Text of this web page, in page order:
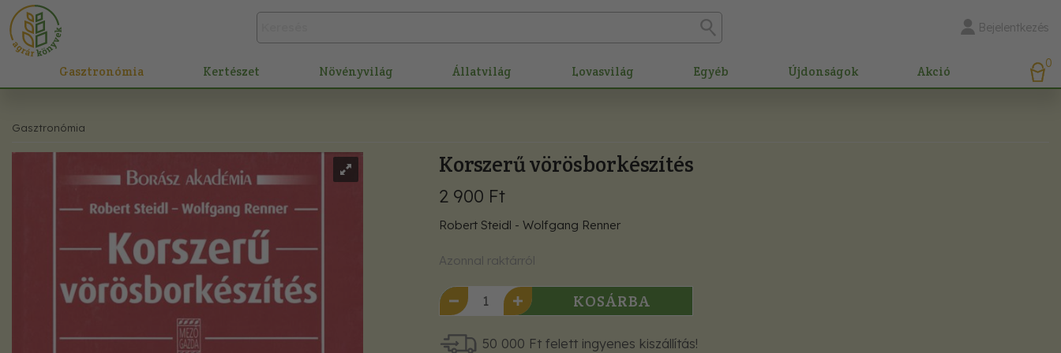
Bejelentkezés
Gasztronómia Kertészet Növényvilág Állatvilág Lovasvilág Egyéb Újdonságok Akció
0
Gasztronómia
Korszerű vörösborkészítés
2 900 Ft
Robert Steidl - Wolfgang Renner
Azonnal raktárról
KOSÁRBA
50 000 Ft felett ingyenes kiszállítás!